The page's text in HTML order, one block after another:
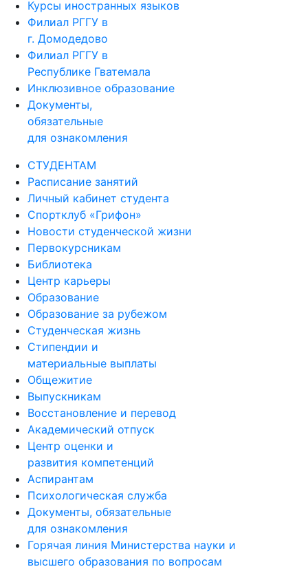
Курсы иностранных языков
Филиал РГГУ в
г. Домодедово
Филиал РГГУ в
Республике Гватемала
Инклюзивное образование
Документы,
обязательные
для ознакомления
СТУДЕНТАМ
Расписание занятий
Личный кабинет студента
Спортклуб «Грифон»
Новости студенческой жизни
Первокурсникам
Библиотека
Центр карьеры
Образование
Образование за рубежом
Студенческая жизнь
Стипендии и
материальные выплаты
Общежитие
Выпускникам
Восстановление и перевод
Академический отпуск
Центр оценки и
развития компетенций
Аспирантам
Психологическая служба
Документы, обязательные
для ознакомления
Горячая линия Министерства науки и
высшего образования по вопросам